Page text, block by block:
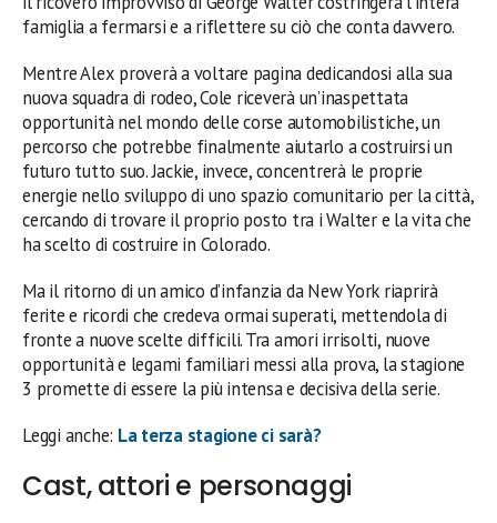
famiglia a fermarsi e a riflettere su ciò che conta davvero.
Mentre Alex proverà a voltare pagina dedicandosi alla sua
nuova squadra di rodeo, Cole riceverà un’inaspettata
opportunità nel mondo delle corse automobilistiche, un
percorso che potrebbe finalmente aiutarlo a costruirsi un
futuro tutto suo. Jackie, invece, concentrerà le proprie
energie nello sviluppo di uno spazio comunitario per la città,
cercando di trovare il proprio posto tra i Walter e la vita che
ha scelto di costruire in Colorado.
Ma il ritorno di un amico d’infanzia da New York riaprirà
ferite e ricordi che credeva ormai superati, mettendola di
fronte a nuove scelte difficili. Tra amori irrisolti, nuove
opportunità e legami familiari messi alla prova, la stagione
3 promette di essere la più intensa e decisiva della serie.
Leggi anche: La terza stagione ci sarà?
Cast, attori e personaggi